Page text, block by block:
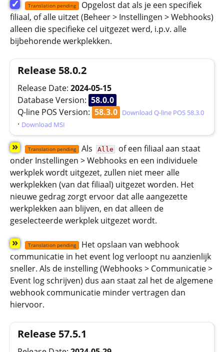
✓ Translation pending
Opgelost dat als je een specifiek
filiaal, of alle uitzet (Beheer > Instellingen > Webhooks)
alleen die specifieke cel uitgezet werd, i.p.v. alle
bijbehorende werkplekken.
Release 58.0.2
Release Date: 2024-05-15
Database Version: 58.0.0
Q-line POS Version: 58.3.0 Download Q-line POS 58.3.0
· Download MSI
» Translation pending Als Alle
of een filiaal aan staat
onder Instellingen > Webhooks en een individuele
werkplek wordt uitgezet, zullen niet meer alle
werkplekken (van dat filiaal) uitgezet worden. Het
nieuwe gedrag zorgt ervoor dat alle aangezette
werkplekken aan blijven, en dat alleen de
geselecteerde werkplek uitgezet wordt.
» Translation pending
Het opslaan van webhook
communicatie in het event log verloopt nu aanzienlijk
sneller. Als de instelling (Webhooks > Communicatie >
Event log schrijven) dus aan staat zal het de algemene
webhook communicatie minder vertragen dan
hiervoor.
Release 57.5.1